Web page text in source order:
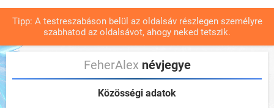
Tipp: A testreszabáson belül az oldalsáv részlegen személyre
szabhatod az oldalsávot, ahogy neked tetszik.
FeherAlex névjegye
Közösségi adatok